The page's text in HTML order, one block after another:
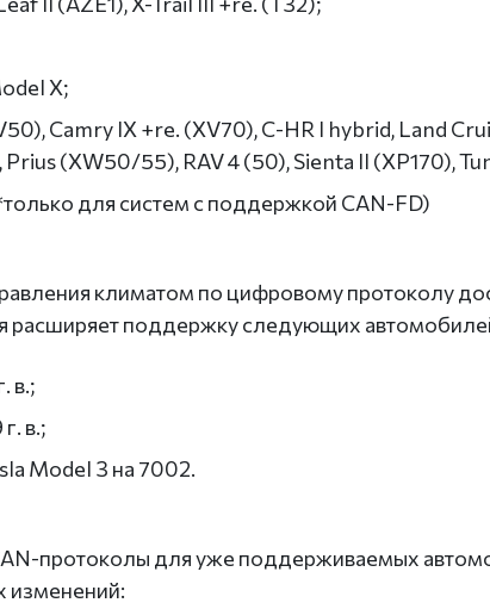
X;
Camry IX +re. (XV70), C-HR I hybrid, Land
(XW50/55), RAV 4 (50), Sienta II (XP170),
для систем с поддержкой CAN-FD)
климатом по цифровому протоколу
расширяет поддержку следующих
в.;
в.;
Model 3 на 7002.
протоколы для уже поддерживаемых
изменений: